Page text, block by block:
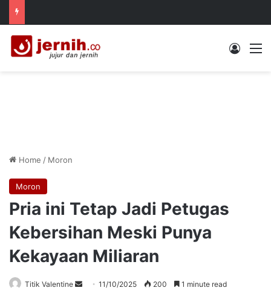
Log In
Home / Moron
Moron
Pria ini Tetap Jadi Petugas
Kebersihan Meski Punya
Kekayaan Miliaran
Titik Valentine
Send11/10/2025 200 1 minute read